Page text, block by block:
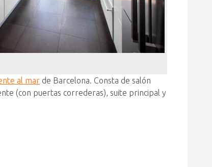
al mar de Barcelona. Consta de salón
(con puertas correderas), suite principal y